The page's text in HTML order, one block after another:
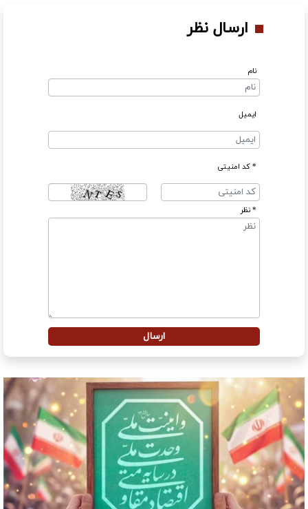
ارسال نظر
نام
ایمیل
* کد امنیتی
* نظر